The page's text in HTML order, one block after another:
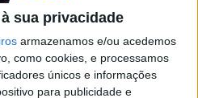
sua privacidade
armazenamos e/ou acedemos
como cookies, e processamos
únicos e informações
para publicidade e